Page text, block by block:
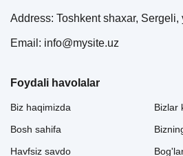
Address: Toshkent shaxar, Sergeli,
Email: info@mysite.uz
Foydali havolalar
Biz haqimizda
Bosh sahifa
Havfsiz savdo
Bizlar